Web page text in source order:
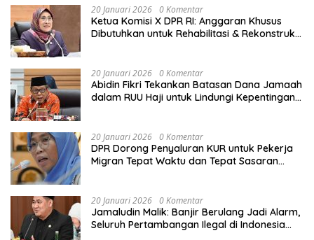
Bangsa
20 Januari 2026 0 Komentar
Ketua Komisi X DPR RI: Anggaran Khusus
Dibutuhkan untuk Rehabilitasi & Rekonstruksi
20 Januari 2026 0 Komentar
Abidin Fikri Tekankan Batasan Dana Jamaah
dalam RUU Haji untuk Lindungi Kepentingan
20 Januari 2026 0 Komentar
DPR Dorong Penyaluran KUR untuk Pekerja
Migran Tepat Waktu dan Tepat Sasaran
20 Januari 2026 0 Komentar
Jamaludin Malik: Banjir Berulang Jadi Alarm,
Seluruh Pertambangan Ilegal di Indonesia